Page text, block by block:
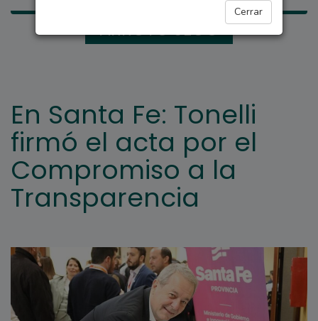
Cerrar
ARROYO SECO
En Santa Fe: Tonelli
firmó el acta por el
Compromiso a la
Transparencia